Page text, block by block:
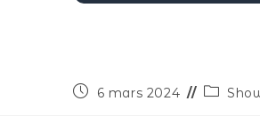
6 mars 2024